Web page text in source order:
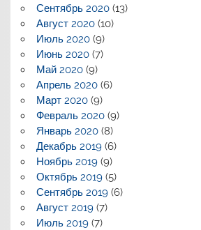
Сентябрь 2020(13)
Август 2020(10)
Июль 2020(9)
Июнь 2020(7)
Май 2020(9)
Апрель 2020(6)
Март 2020(9)
Февраль 2020(9)
Январь 2020(8)
Декабрь 2019(6)
Ноябрь 2019(9)
Октябрь 2019(5)
Сентябрь 2019(6)
Август 2019(7)
Июль 2019(7)